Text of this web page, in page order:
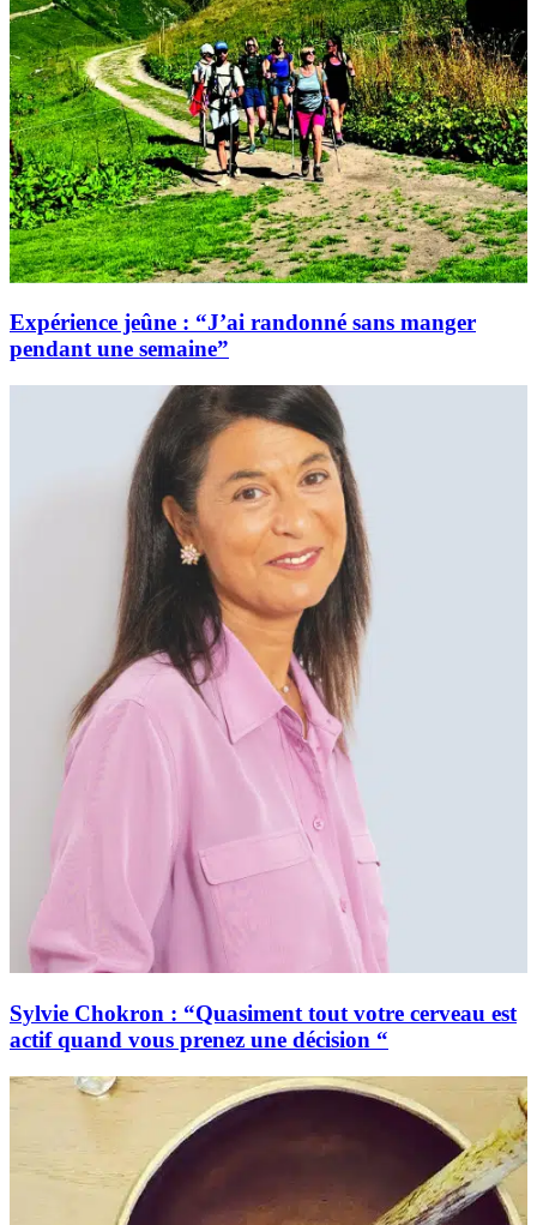
Expérience jeûne : “J’ai randonné sans manger
pendant une semaine”
Sylvie Chokron : “Quasiment tout votre cerveau est
actif quand vous prenez une décision “